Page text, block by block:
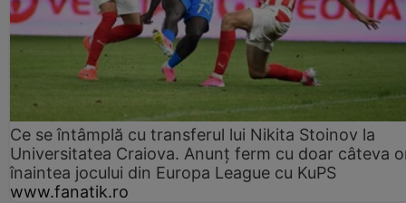
Ce se întâmplă cu transferul lui Nikita Stoinov la
Universitatea Craiova. Anunț ferm cu doar câteva
înaintea jocului din Europa League cu KuPS
www.fanatik.ro